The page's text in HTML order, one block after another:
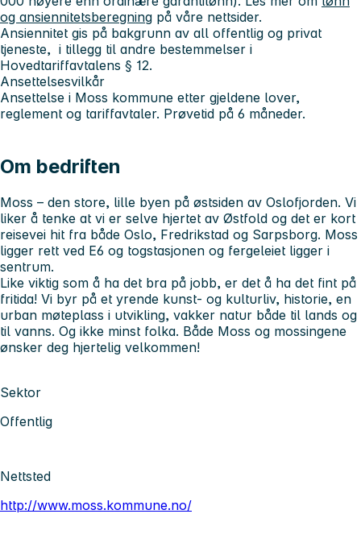
og ansiennitetsberegning på våre nettsider.
Ansiennitet gis på bakgrunn av all offentlig og privat
tjeneste, i tillegg til andre bestemmelser i
Hovedtariffavtalens § 12.
Ansettelsesvilkår
Ansettelse i Moss kommune etter gjeldene lover,
reglement og tariffavtaler. Prøvetid på 6 måneder.
Om bedriften
Moss – den store, lille byen på østsiden av Oslofjorden. Vi
liker å tenke at vi er selve hjertet av Østfold og det er kort
reisevei hit fra både Oslo, Fredrikstad og Sarpsborg. Moss
ligger rett ved E6 og togstasjonen og fergeleiet ligger i
sentrum.
Like viktig som å ha det bra på jobb, er det å ha det fint på
fritida! Vi byr på et yrende kunst- og kulturliv, historie, en
urban møteplass i utvikling, vakker natur både til lands og
til vanns. Og ikke minst folka. Både Moss og mossingene
ønsker deg hjertelig velkommen!
Sektor
Offentlig
Nettsted
http://www.moss.kommune.no/